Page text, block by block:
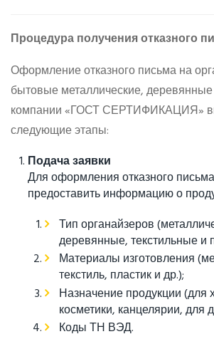
Процедура получения отказного
Оформление отказного письма на
бытовые металлические,
компании «ГОСТ СЕРТИФИКАЦИЯ»
следующие этапы:
Подача заявки
Для оформления отказного
предоставить информацию о
Тип органайзеров
деревянные, текстильные и
Материалы изготовления
текстиль, пластик и др.);
Назначение продукции (для
косметики, канцелярии, для
Коды ТН ВЭД.